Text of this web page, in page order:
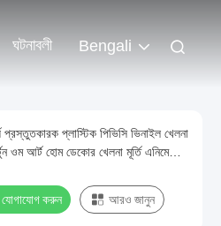
ঘটনাবলী Bengali
প্রস্তুতকারক প্লাস্টিক পিভিসি ভিনাইল খেলনা
ওম আর্ট হোম ডেকোর খেলনা মূর্তি এনিমে
করুন আরও জানুন